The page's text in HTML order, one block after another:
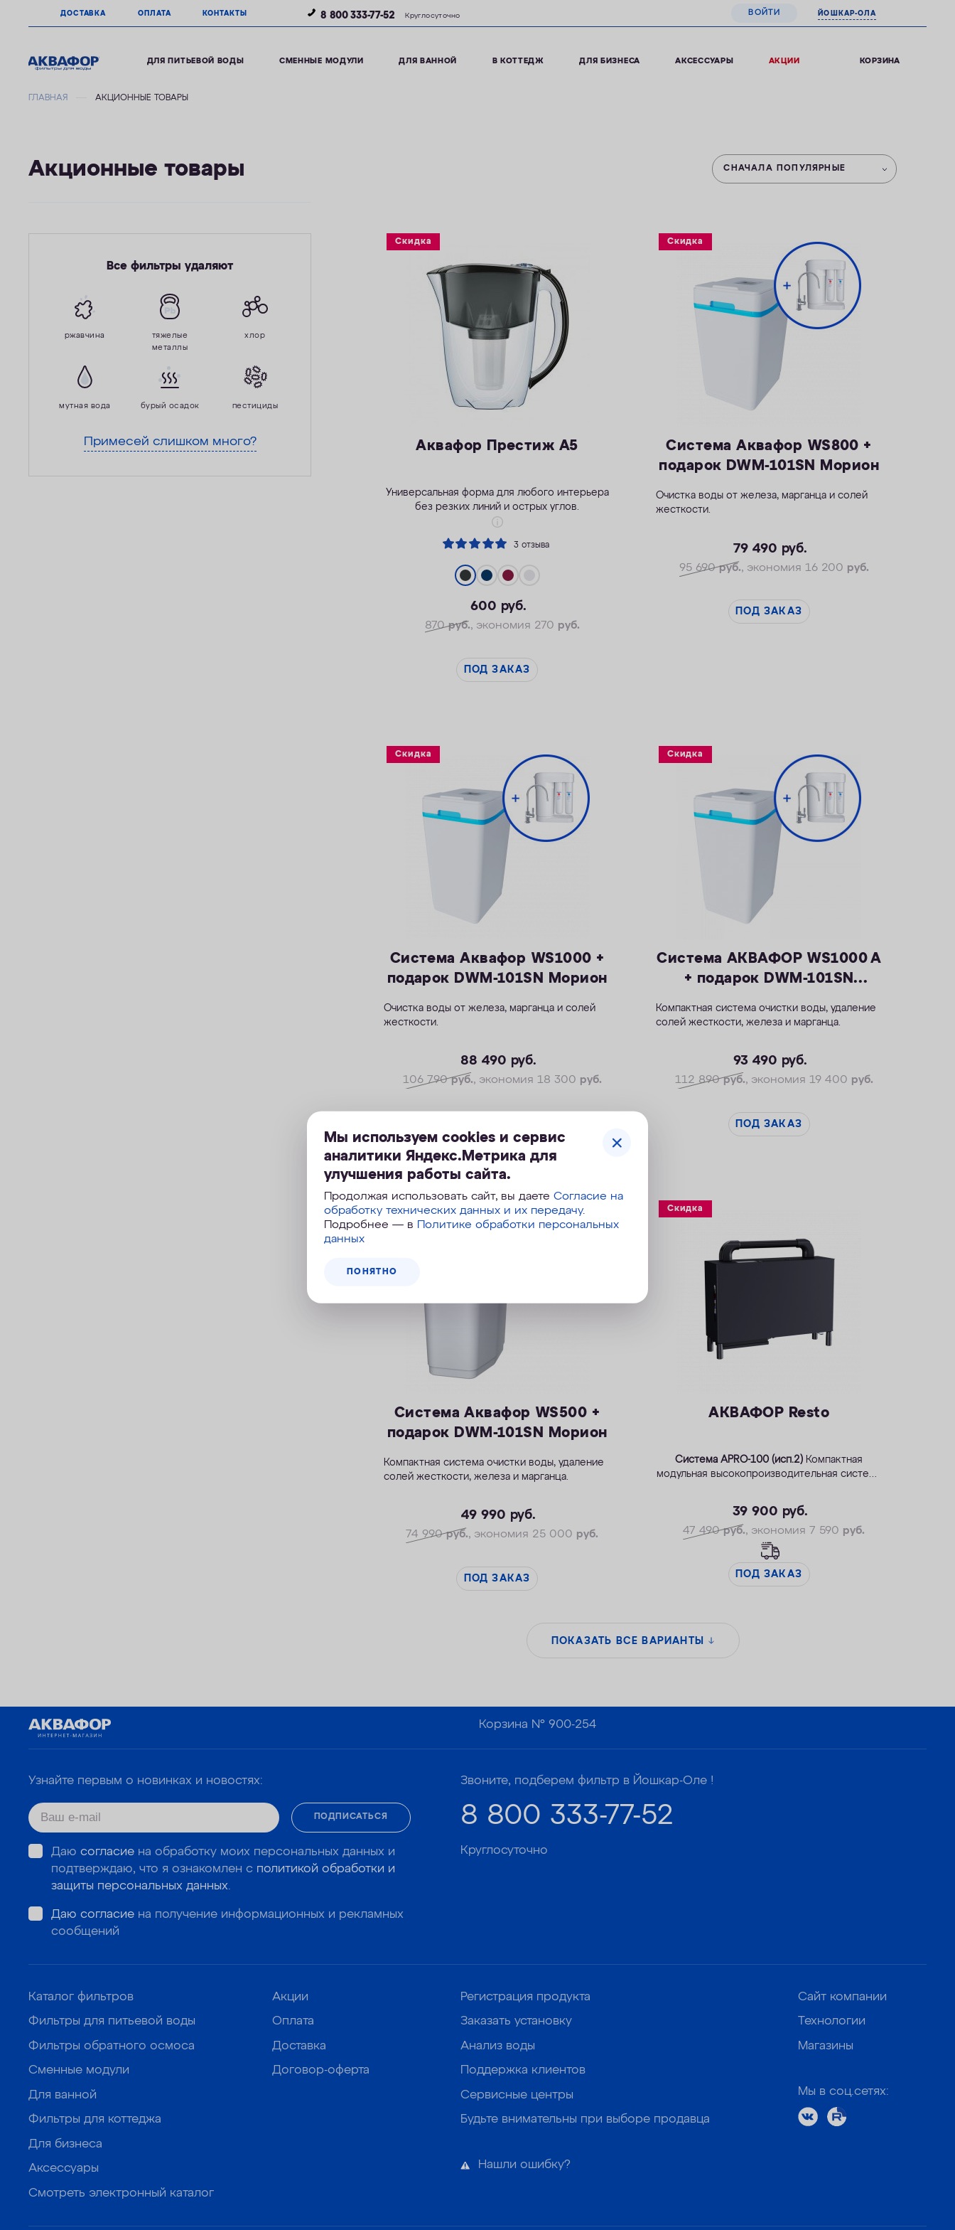
ДОСТАВКА ОПЛАТА КОНТАКТЫ 8 800 333-77-52 Круглосуточно ВОЙТИ ЙОШКАР-ОЛА
ДЛЯ ПИТЬЕВОЙ ВОДЫ СМЕННЫЕ МОДУЛИ ДЛЯ ВАННОЙ В КОТТЕДЖ ДЛЯ БИЗНЕСА АКСЕССУАРЫ АКЦИИ КОРЗИНА
ГЛАВНАЯ АКЦИОННЫЕ ТОВАРЫ
Акционные товары
Все фильтры удаляют
ржавчина
тяжелые
металлы
хлор
мутная вода бурый осадок пестициды
Примесей слишком много?
СНАЧАЛА ПОПУЛЯРНЫЕ
Скидка
Аквафор Престиж А5
Универсальная форма для любого интерьера
без резких линий и острых углов.
3 отзыва
600 руб.
870руб., экономия 270 руб.
ПОД ЗАКАЗ
Скидка
Система Аквафор WS800 +
подарок DWM-101SN Морион
Очистка воды от железа, марганца и солей
жесткости.
— Максимальная удаляемая жесткость — 28
мг-экв/л
железа — 12 мг/л
— Максимальная удаляемая концентрация
79 490 руб.
95 690руб., экономия 16 200 руб.
ПОД ЗАКАЗ
Скидка
Система Аквафор WS1000 +
подарок DWM-101SN Морион
Очистка воды от железа, марганца и солей
жесткости.
— Максимальная удаляемая жесткость — 34
мг-экв/л
— Максимальная удаляемая концентрация
растворенного марганца — 5 мг/л
— Объем воды/соли на регенерацию от 70
литров / 1,4 кг
— Размеры 404 х 485 х 795 мм
88 490 руб.
106 790руб., экономия 18 300 руб.
Скидка
Система АКВАФОР WS1000 A
+ подарок DWM-101SN
Компактная система очистки воды, удаление
солей жесткости, железа и марганца.
—Максимальное значение ПМО: до 10 мг О2/
—Максимальная удаляемая концентрация
—Объем воды/соли на регенерацию от 66
л/1,0 кг
93 490 руб.
112 890руб., экономия 19 400 руб.
ПОД ЗАКАЗ
Скидка
Система Аквафор WS500 +
подарок DWM-101SN Морион
Компактная система очистки воды, удаление
солей жесткости, железа и марганца.
— Максимальная удаляемая жесткость — 24
мг-экв/л
железа — 10 мг/л
— Максимальная удаляемая концентрация
— Объем воды/соли на регенерацию от 43
49 990 руб.
74 990руб., экономия 25 000 руб.
ПОД ЗАКАЗ
Скидка
АКВАФОР Resto
Система APRO-100 (исп.2) Компактная
модульная высокопроизводительная система
39 900 руб.
47 490руб., экономия 7 590 руб.
ПОД ЗАКАЗ
ПОКАЗАТЬ ВСЕ ВАРИАНТЫ
Мы используем cookies и сервис
аналитики Яндекс.Метрика для
улучшения работы сайта.
Продолжая использовать сайт, вы даете Согласие на
обработку технических данных и их передачу.
Подробнее — в
Политике обработки персональных
данных
ПОНЯТНО
Корзина №900-254
Узнайте первым о новинках и новостях:
ПОДПИСАТЬСЯ
Даю согласиена обработку моих персональных данных и
подтверждаю, что я ознакомлен с политикой обработки и
защиты персональных данных.
Даю согласиена получение информационных и рекламных
сообщений
Звоните, подберем фильтр в Йошкар-Оле !
8 800 333-77-52
Круглосуточно
Каталог фильтров
Фильтры для питьевой воды
Фильтры обратного осмоса
Сменные модули
Для ванной
Фильтры для коттеджа
Для бизнеса
Аксессуары
Смотреть электронный каталог
Акции
Оплата
Доставка
Договор-оферта
Регистрация продукта
Заказать установку
Анализ воды
Поддержка клиентов
Сервисные центры
Будьте внимательны при выборе продавца
Нашли ошибку?
Сайт компании
Технологии
Магазины
Мы в соц.сетях: